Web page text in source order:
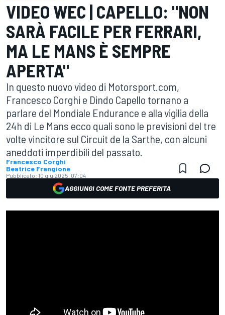
VIDEO WEC | CAPELLO: "NON
SARÀ FACILE PER FERRARI,
MA LE MANS È SEMPRE
APERTA"
In questo nuovo video di Motorsport.com,
Francesco Corghi e Dindo Capello tornano a
parlare del Mondiale Endurance e alla vigilia della
24h di Le Mans ecco quali sono le previsioni del tre
volte vincitore sul Circuit de la Sarthe, con alcuni
aneddoti imperdibili del passato.
Francesco Corghi
Beatrice Frangione
Pubblicato: 10 giu 2025, 07:04
AGGIUNGI COME FONTE PREFERITA